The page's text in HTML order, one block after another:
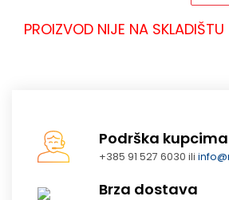
PROIZVOD NIJE NA SKLADIŠTU
Podrška kupcima
+385 91 527 6030 ili
Brza dostava